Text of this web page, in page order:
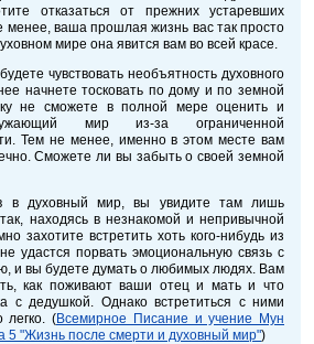
отказаться от прежних устаревших
менее, ваша прошлая жизнь вас так просто
мире она явится вам во всей красе.
чувствовать необъятность духовного
начнете тосковать по дому и по земной
не сможете в полной мере оценить и
мир из-за ограниченной
Тем не менее, именно в этом месте вам
Сможете ли вы забыть о своей земной
в духовный мир, вы увидите там лишь
находясь в незнакомой и непривычной
захотите встретить хоть кого-нибудь из
удастся порвать эмоциональную связь с
и вы будете думать о любимых людях. Вам
как поживают ваши отец и мать и что
с дедушкой. Однако встретиться с ними
легко. (Всемирное Писание и учение Мун
5 "Жизнь после смерти и духовный мир")